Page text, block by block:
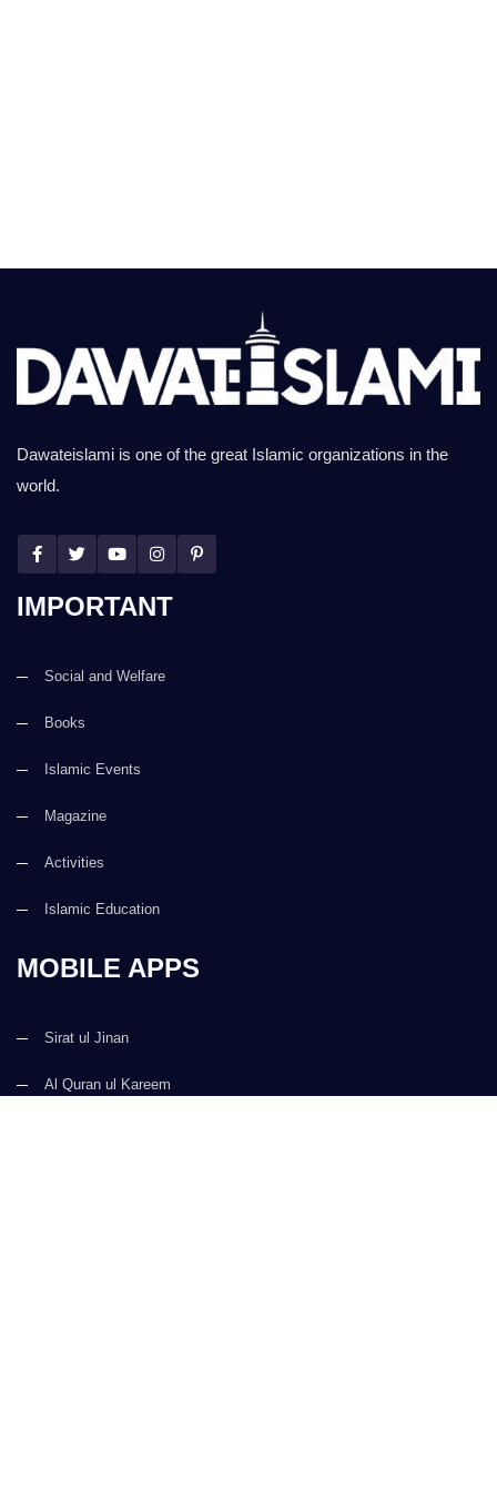
Dawateislami is one of the great Islamic organizations in the
world.
IMPORTANT
Social and Welfare
Books
Islamic Events
Magazine
Activities
Islamic Education
MOBILE APPS
Sirat ul Jinan
Al Quran ul Kareem